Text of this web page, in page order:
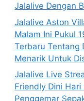
Jalalive Dengan
Jalalive Aston
Malam Ini Pukul
Terbaru Tentang
Menarik Untuk
Jalalive Live
Friendly Dini Hari
Penggemar